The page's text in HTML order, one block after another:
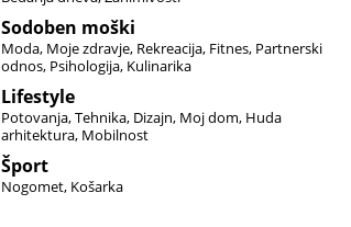
Sodoben moški
Moda Moje zdravje Rekreacija Fitnes Partnerski
odnos Psihologija Kulinarika
Lifestyle
Potovanja Tehnika Dizajn Moj dom Huda
arhitektura Mobilnost
Šport
Nogomet Košarka